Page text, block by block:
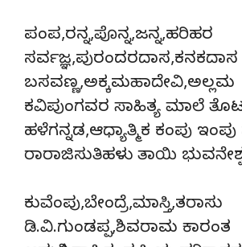
ಪಂಪ,ರನ್ನ,ಪೊನ್ನ,ಜನ್ನ,ಹರಿಹರ
ಸರ್ವಜ್ಞ,ಪುರಂದರದಾಸ,ಕನಕದಾಸ
ಬಸವಣ್ಣ,ಅಕ್ಕಮಹಾದೇವಿ,ಅಲ್ಲಮ
ಕವಿಪುಂಗವರ ಸಾಹಿತ್ಯ ಮಾಲೆ
ಹಳೆಗನ್ನಡ,ಆಧ್ಯಾತ್ಮಿಕ ಕಂಪು
ರಾರಾಜಿಸುತಿಹಳು ತಾಯಿ
ಕುವೆಂಪು,ಬೇಂದ್ರೆ,ಮಾಸ್ತಿ,ತರಾಸು
ಡಿ.ವಿ.ಗುಂಡಪ್ಪ,ಶಿವರಾಮ ಕಾರಂತ